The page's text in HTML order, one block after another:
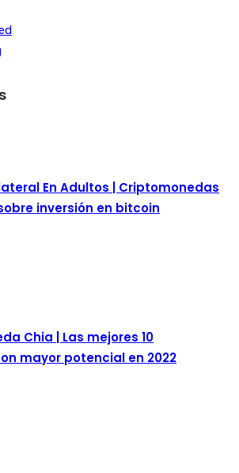
En Adultos | Criptomonedas
inversión en bitcoin
Chia | Las mejores 10
mayor potencial en 2022